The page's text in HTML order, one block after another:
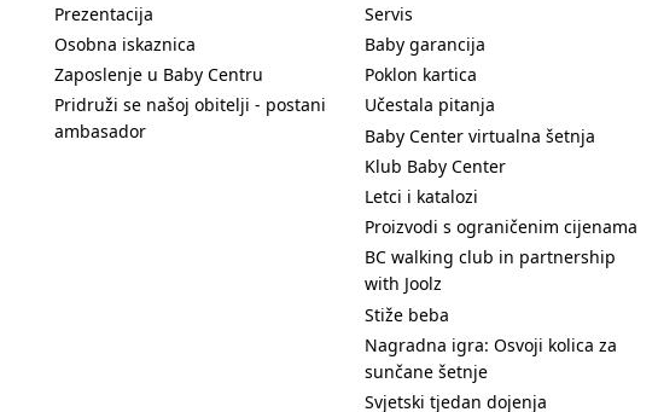
Prezentacija
Osobna iskaznica
Zaposlenje u Baby Centru
Pridruži se našoj obitelji - postani
ambasador
Servis
Baby garancija
Poklon kartica
Učestala pitanja
Baby Center virtualna šetnja
Klub Baby Center
Letci i katalozi
Proizvodi s ograničenim cijenama
BC walking club in partnership
with Joolz
Stiže beba
Nagradna igra: Osvoji kolica za
sunčane šetnje
Svjetski tjedan dojenja